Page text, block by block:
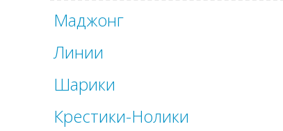
Маджонг
Линии
Шарики
Крестики-Нолики